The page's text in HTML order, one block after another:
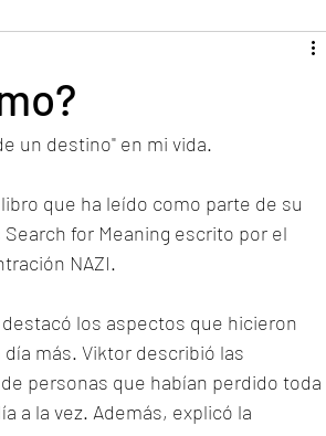
un destino" en mi vida.
que ha leído como parte de su
for Meaning escrito por el
NAZI.
los aspectos que hicieron
más. Viktor describió las
personas que habían perdido toda
a la vez. Además, explicó la